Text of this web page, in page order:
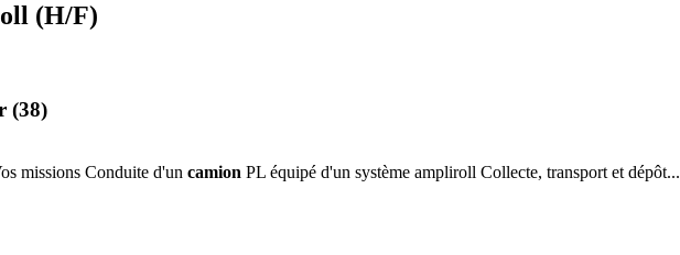
(H/F)
(38)
missions Conduite d'un camion PL équipé d'un système ampliroll Collecte, transport et dépôt...